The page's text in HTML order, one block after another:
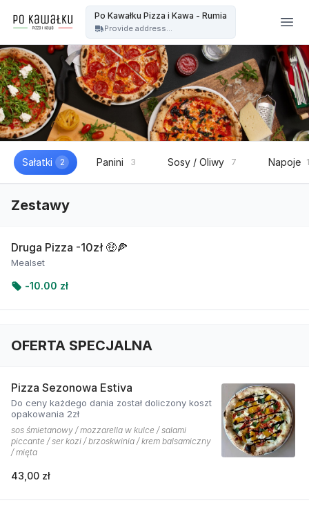
Po Kawałku Pizza i Kawa - Rumia
Provide address...
Sałatki 2 Panini 3 Sosy / Oliwy 7 Napoje
Zestawy
Druga Pizza -10zł 🤑🍕
Mealset
-10.00 zł
OFERTA SPECJALNA
Pizza Sezonowa Estiva
Do ceny każdego dania został doliczony koszt
opakowania 2zł
sos śmietanowy / mozzarella w kulce / salami
piccante / ser kozi / brzoskwinia / krem balsamiczny
/ mięta
43,00 zł